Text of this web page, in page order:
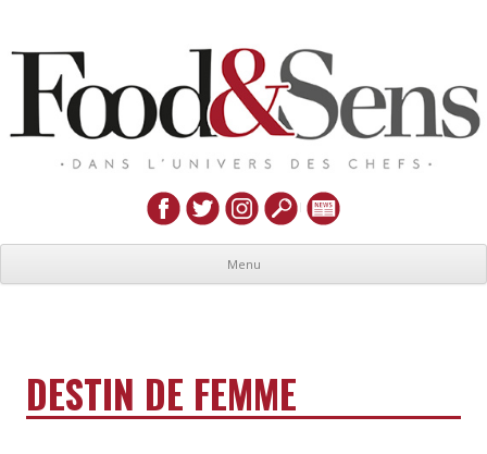
Menu
DESTIN DE FEMME